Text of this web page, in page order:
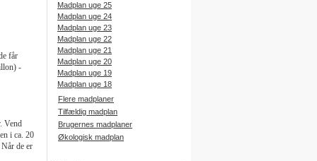
får
-
Vend
i ca. 20
de er
Madplan uge 25
Madplan uge 24
Madplan uge 23
Madplan uge 22
Madplan uge 21
Madplan uge 20
Madplan uge 19
Madplan uge 18
Flere madplaner
Tilfældig madplan
Brugernes madplaner
Økologisk madplan